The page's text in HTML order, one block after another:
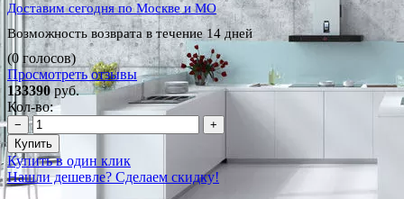
Доставим сегодня по Москве и МО
Возможность возврата в течение 14 дней
(0 голосов)
Просмотреть отзывы
133390 руб.
Кол-во:
−
+
Купить
Купить в один клик
Нашли дешевле? Сделаем скидку!